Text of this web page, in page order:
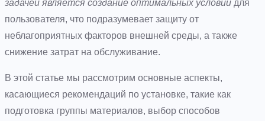
задачей является создание оптимальных условий для
пользователя, что подразумевает защиту от
неблагоприятных факторов внешней среды, а также
снижение затрат на обслуживание.
В этой статье мы рассмотрим основные аспекты,
касающиеся рекомендаций по установке, такие как
подготовка группы материалов, выбор способов